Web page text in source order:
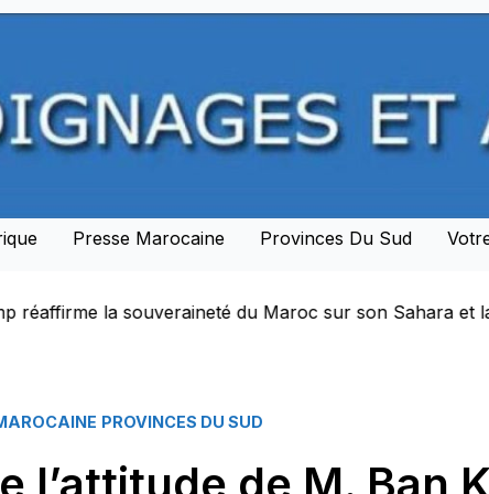
Presse Marocaine Provinces Du Sud
une nouvelle ère de partenariat stratégique avec le
PROVINCES DU SUD